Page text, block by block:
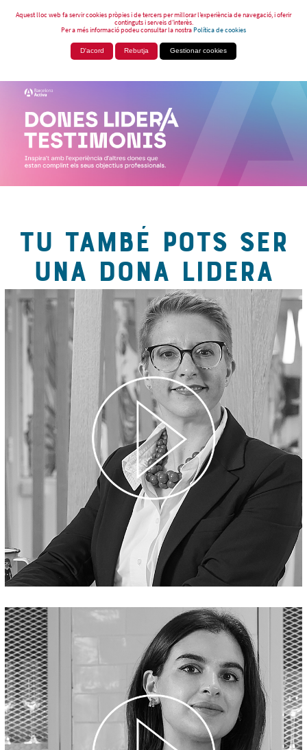
Aquest lloc web fa servir cookies pròpies i de tercers per millorar l’experiència de navegació, i oferir
continguts i serveis d’interès.
Per a més informació podeu consultar la nostraPolítica de cookies
D'acord Rebutja Gestionar cookies
TU TAMBÉ POTS SER
UNA DONA LIDERA